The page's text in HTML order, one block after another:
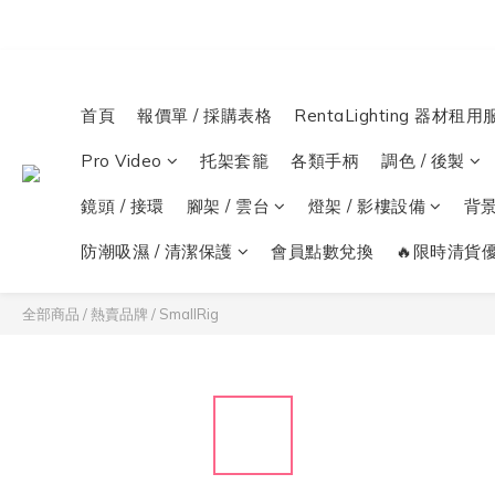
首頁 報價單 / 採購表格 RentaLighting 器材租用
Pro Video 托架套籠 各類手柄 調色 / 後製
鏡頭 / 接環 腳架 / 雲台 燈架 / 影樓設備 背
防潮吸濕 / 清潔保護 會員點數兌換 🔥限時清貨
全部商品 /熱賣品牌 / SmallRig